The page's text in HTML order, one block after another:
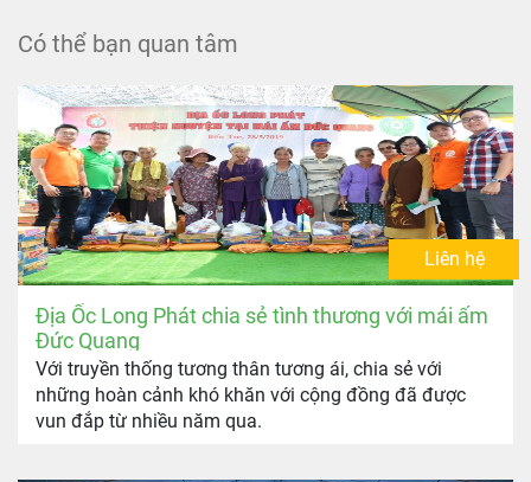
Có thể bạn quan tâm
Liên hệ
Địa Ốc Long Phát chia sẻ tình thương với mái ấm
Đức Quang
Với truyền thống tương thân tương ái, chia sẻ với
những hoàn cảnh khó khăn với cộng đồng đã được
vun đắp từ nhiều năm qua.